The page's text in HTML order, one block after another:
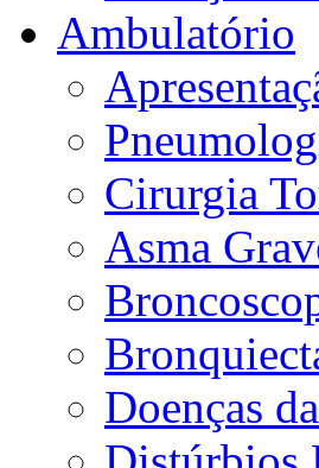
Ambulatório
Cirurgia
Asma
Doenças